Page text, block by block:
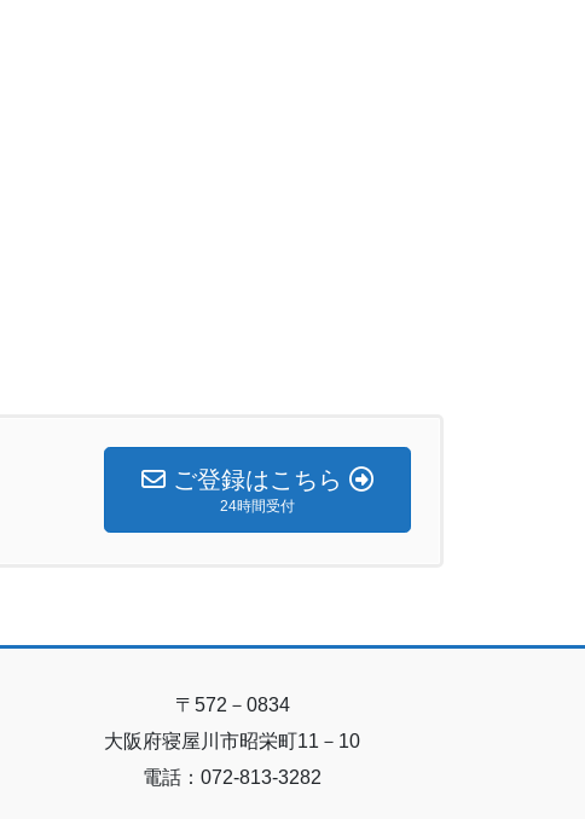
ご登録はこちら
24時間受付
〒572－0834
大阪府寝屋川市昭栄町11－10
電話：072-813-3282